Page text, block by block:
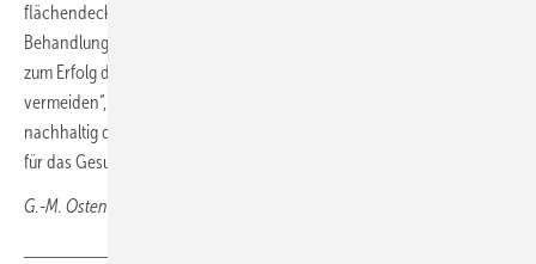
flächendeckend etabliert seien. „Dabei trägt eine frühzeitige
Behandlung durch ein spezialisiertes Behandlungsteam entscheidend
zum Erfolg der Therapie bei und kann sogar Amputationen
vermeiden“, betonte Eckhard. „Damit können wir wirksam und
nachhaltig die Krankheitslast für Betroffene und die Krankheitskosten
für das Gesundheitssystem senken.“
G.-M. Ostendorf, Wiesbaden